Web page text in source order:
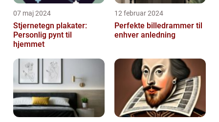
07 maj 2024
Stjernetegn plakater:
Personlig pynt til
hjemmet
12 februar 2024
Perfekte billedrammer til
enhver anledning